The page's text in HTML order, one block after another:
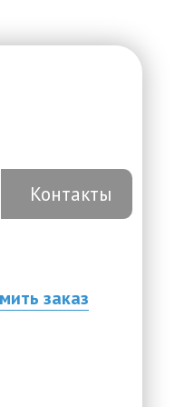
Контакты
заказ